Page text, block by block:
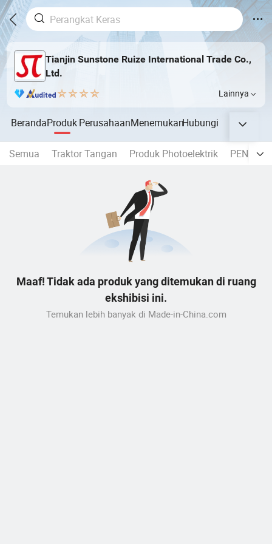
Tianjin Sunstone Ruize International Trade Co.,
Ltd.
Lainnya
BerandaProdukPerusahaanMenemukanHubungi
Semua Traktor Tangan Produk Photoelektrik
Maaf! Tidak ada produk yang ditemukan di ruang
ekshibisi ini.
Temukan lebih banyak di Made-in-China.com